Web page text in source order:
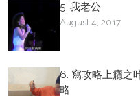
5. 我老公
August 4, 2017
6. 寫攻略上癮之
略